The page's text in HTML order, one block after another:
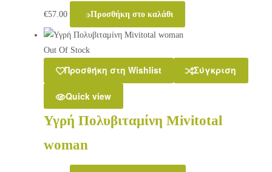
€57.00 Προσθήκη στο καλάθι
Out Of Stock
Προσθήκη στη Wishlist Σύγκριση
Quick view
Υγρή Πολυβιταμίνη Mivitotal
woman